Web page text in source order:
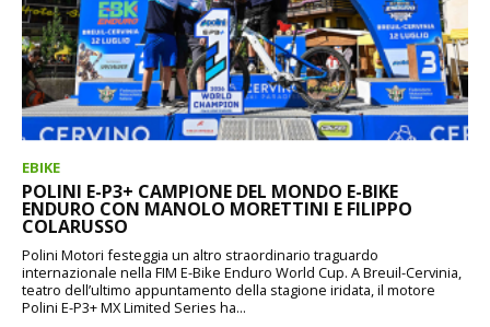
EBIKE
POLINI E-P3+ CAMPIONE DEL MONDO E-BIKE
ENDURO CON MANOLO MORETTINI E FILIPPO
COLARUSSO
Polini Motori festeggia un altro straordinario traguardo
internazionale nella FIM E-Bike Enduro World Cup. A Breuil-Cervinia,
teatro dell’ultimo appuntamento della stagione iridata, il motore
Polini E-P3+ MX Limited Series ha...